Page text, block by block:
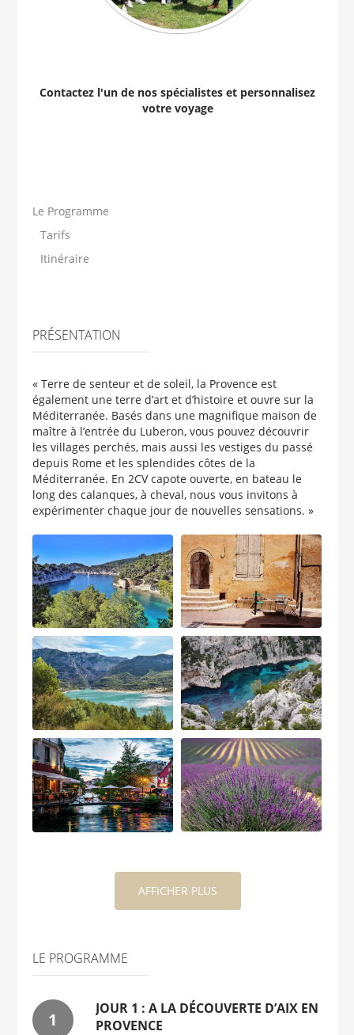
Contactez l'un de nos spécialistes et personnalisez
votre voyage
Le Programme
Tarifs
Itinéraire
PRÉSENTATION
« Terre de senteur et de soleil, la Provence est
également une terre d’art et d’histoire et ouvre sur la
Méditerranée. Basés dans une magnifique maison de
maître à l’entrée du Luberon, vous pouvez découvrir
les villages perchés, mais aussi les vestiges du passé
depuis Rome et les splendides côtes de la
Méditerranée. En 2CV capote ouverte, en bateau le
long des calanques, à cheval, nous vous invitons à
expérimenter chaque jour de nouvelles sensations. »
AFFICHER PLUS
LE PROGRAMME
JOUR 1 : A LA DÉCOUVERTE D’AIX EN
PROVENCE